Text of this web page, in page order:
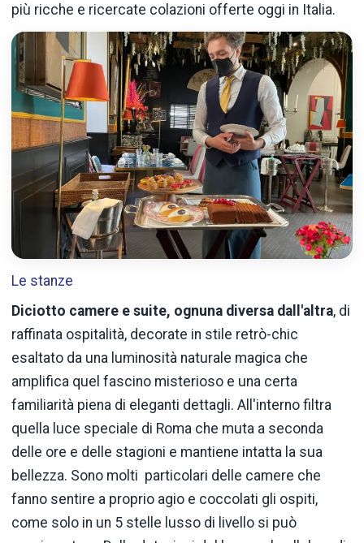
più ricche e ricercate colazioni offerte oggi in Italia.
Le stanze
Diciotto camere e suite, ognuna diversa dall'altra, di
raffinata ospitalità, decorate in stile retrò-chic
esaltato da una luminosità naturale magica che
amplifica quel fascino misterioso e una certa
familiarità piena di eleganti dettagli. All'interno filtra
quella luce speciale di Roma che muta a seconda
delle ore e delle stagioni e mantiene intatta la sua
bellezza. Sono molti particolari delle camere che
fanno sentire a proprio agio e coccolati gli ospiti,
come solo in un 5 stelle lusso di livello si può